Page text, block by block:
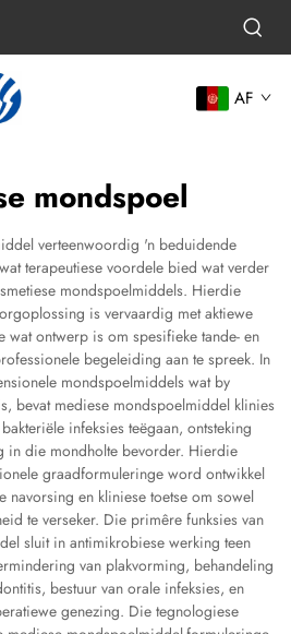
AF
mondspoel
verteenwoordig 'n beduidende
terapeutiese voordele bied wat verder
mondspoelmiddels. Hierdie
is vervaardig met aktiewe
wat ontwerp is om spesifieke tande- en
begeleiding aan te spreek. In
mondspoelmiddels wat by
bevat mediese mondspoelmiddel klinies
infeksies teëgaan, ontsteking
in die mondholte bevorder. Hierdie
graadformuleringe word ontwikkel
navorsing en kliniese toetse om sowel
te verseker. Die primêre funksies van
sluit in antimikrobiese werking teen
van plakvorming, behandeling
bestuur van orale infeksies, en
genezing. Die tegnologiese